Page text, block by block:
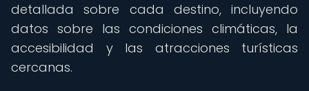
detallada sobre cada destino, incluyendo
datos sobre las condiciones climáticas, la
accesibilidad y las atracciones turísticas
cercanas.